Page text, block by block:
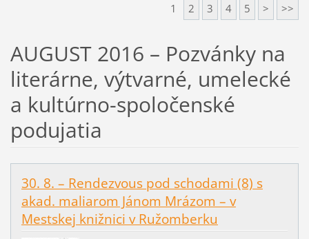
1 2 3 4 5 > >>
AUGUST 2016 – Pozvánky na
literárne, výtvarné, umelecké
a kultúrno-spoločenské
podujatia
30. 8. – Rendezvous pod schodami (8) s
akad. maliarom Jánom Mrázom – v
Mestskej knižnici v Ružomberku